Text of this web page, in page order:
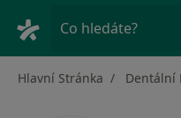
Co hledáte?
Hlavní Stránka Dentální